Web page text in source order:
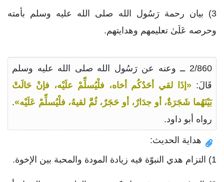
3) بيان رحمة رَسُول الله صلى الله عليه وسلم بأمته
وحرصه عَلَىٰ تعليمهم وهدايتهم.
2/860 ــ وعنه عن رَسُول الله صلى الله عليه وسلم
قَالَ: «إذَا لقي أحَدُكُم أخاه، فلْيُسلِّمْ علَيْه، فإنْ حَالَتْ
بَيْنَهُما شَجَرَةٌ، أو جدَارٌ، أو حَجَرٌ، ثُمَّ لقيهُ، فلْيُسلِّمْ عَلَيْه».
رواه أبو داود.
هداية الحديث:
1) التزام هدي النبوّة فيه زيادة المودة والمحبة بين الإخوة.